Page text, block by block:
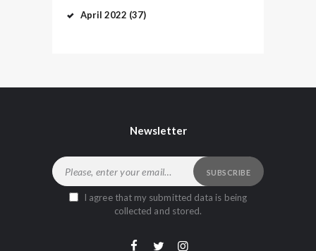
April 2022 (37)
Newsletter
I agree that my submitted data is being
collected and stored.